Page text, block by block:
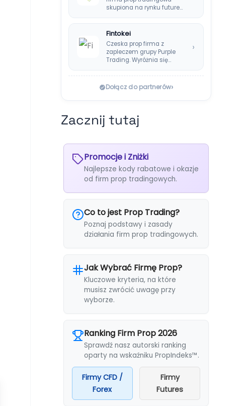
skupiona na rynku futures.
Fintokei
Czeska prop firma z
zapleczem grupy Purple
Trading. Wyróżnia się
Payouts, wypłatami…
›
Dołącz do partnerów›
Zacznij tutaj
Promocje i Zniżki
Najlepsze kody rabatowe i okazje
od firm prop tradingowych.
Co to jest Prop Trading?
Poznaj podstawy i zasady
działania firm prop tradingowych.
Jak Wybrać Firmę Prop?
Kluczowe kryteria, na które
musisz zwrócić uwagę przy
wyborze.
Ranking Firm Prop 2026
Sprawdź nasz autorski ranking
oparty na wskaźniku PropIndeks™.
Firmy CFD /
Forex
Firmy
Futures